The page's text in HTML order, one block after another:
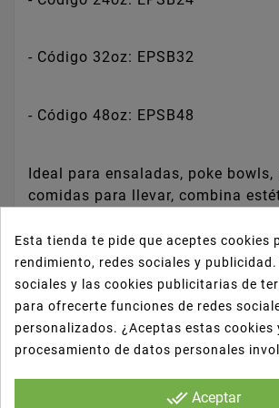
- Código 32oz: EPSB32
- Código 48oz: EPSB48
Ideal para ensaladas, poke
comidas para llevar, combina
solo envase. Su diseño permite
presentación atractiva y segura
detake away,cateringo eventos.
Ventajas destacadas
Bowl fabricado en bagazo de
Esta tienda te pide que aceptes cookies
rendimiento, redes sociales y publicidad.
sociales y las cookies publicitarias de
para ofrecerte funciones de redes
personalizados. ¿Aceptas estas cookies
procesamiento de datos personales
done_all Aceptar